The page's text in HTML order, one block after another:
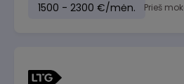
1500 - 2300 €/mėn. Prieš